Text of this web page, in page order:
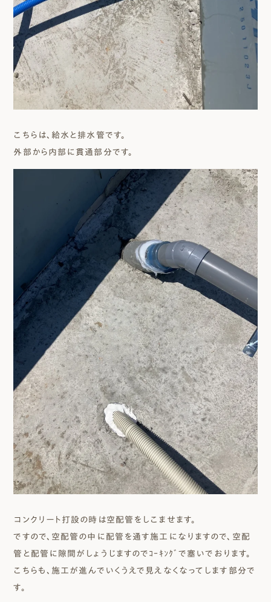
こちらは、給水と排水管です。
外部から内部に貫通部分です。
コンクリート打設の時は空配管をしこませます。
ですので、空配管の中に配管を通す施工になりますので、空配
管と配管に隙間がしょうじますのでｺｰｷﾝｸﾞで塞いでおります。
こちらも、施工が進んでいくうえで見えなくなってします部分で
す。